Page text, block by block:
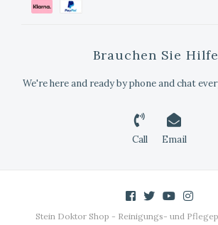
Brauchen Sie
We're here and ready by phone and chat
Call Email
Stein Doktor Shop - Reinigungs- und